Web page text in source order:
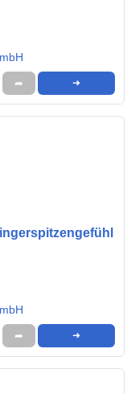
➦ ➜
➦ ➜